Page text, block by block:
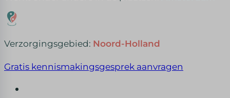
Verzorgingsgebied: Noord-Holland
Gratis kennismakingsgesprek aanvragen